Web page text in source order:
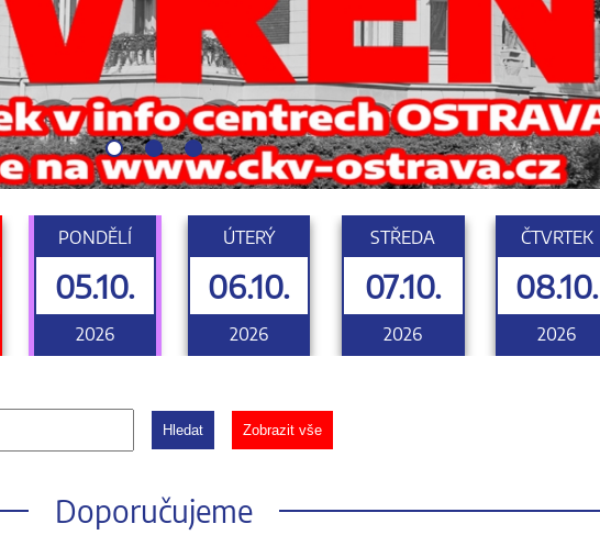
PONDĚLÍ
05.10.
2026
ÚTERÝ
06.10.
2026
STŘEDA
07.10.
2026
ČTVRTEK
08.10.
2026
Hledat Zobrazit vše
Doporučujeme